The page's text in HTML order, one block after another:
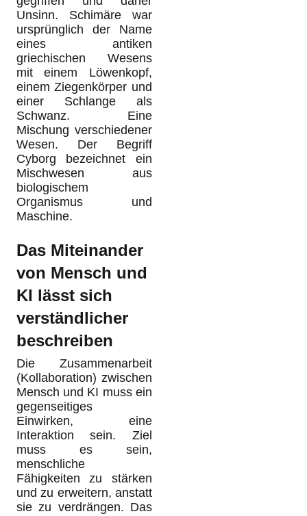
Unsinn. Schimäre war
ursprünglich der Name
eines antiken
griechischen Wesens
mit einem Löwenkopf,
einem Ziegenkörper und
einer Schlange als
Schwanz. Eine
Mischung verschiedener
Wesen. Der Begriff
Cyborg bezeichnet ein
Mischwesen aus
biologischem
Organismus und
Maschine.
Das Miteinander
von Mensch und
KI lässt sich
verständlicher
beschreiben
Die Zusammenarbeit
(Kollaboration) zwischen
Mensch und KI muss ein
gegenseitiges
Einwirken, eine
Interaktion sein. Ziel
muss es sein,
menschliche
Fähigkeiten zu stärken
und zu erweitern, anstatt
sie zu verdrängen. Das